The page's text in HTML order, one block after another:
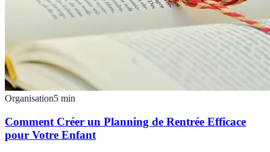
Organisation5 min
Comment Créer un Planning de Rentrée Efficace
pour Votre Enfant